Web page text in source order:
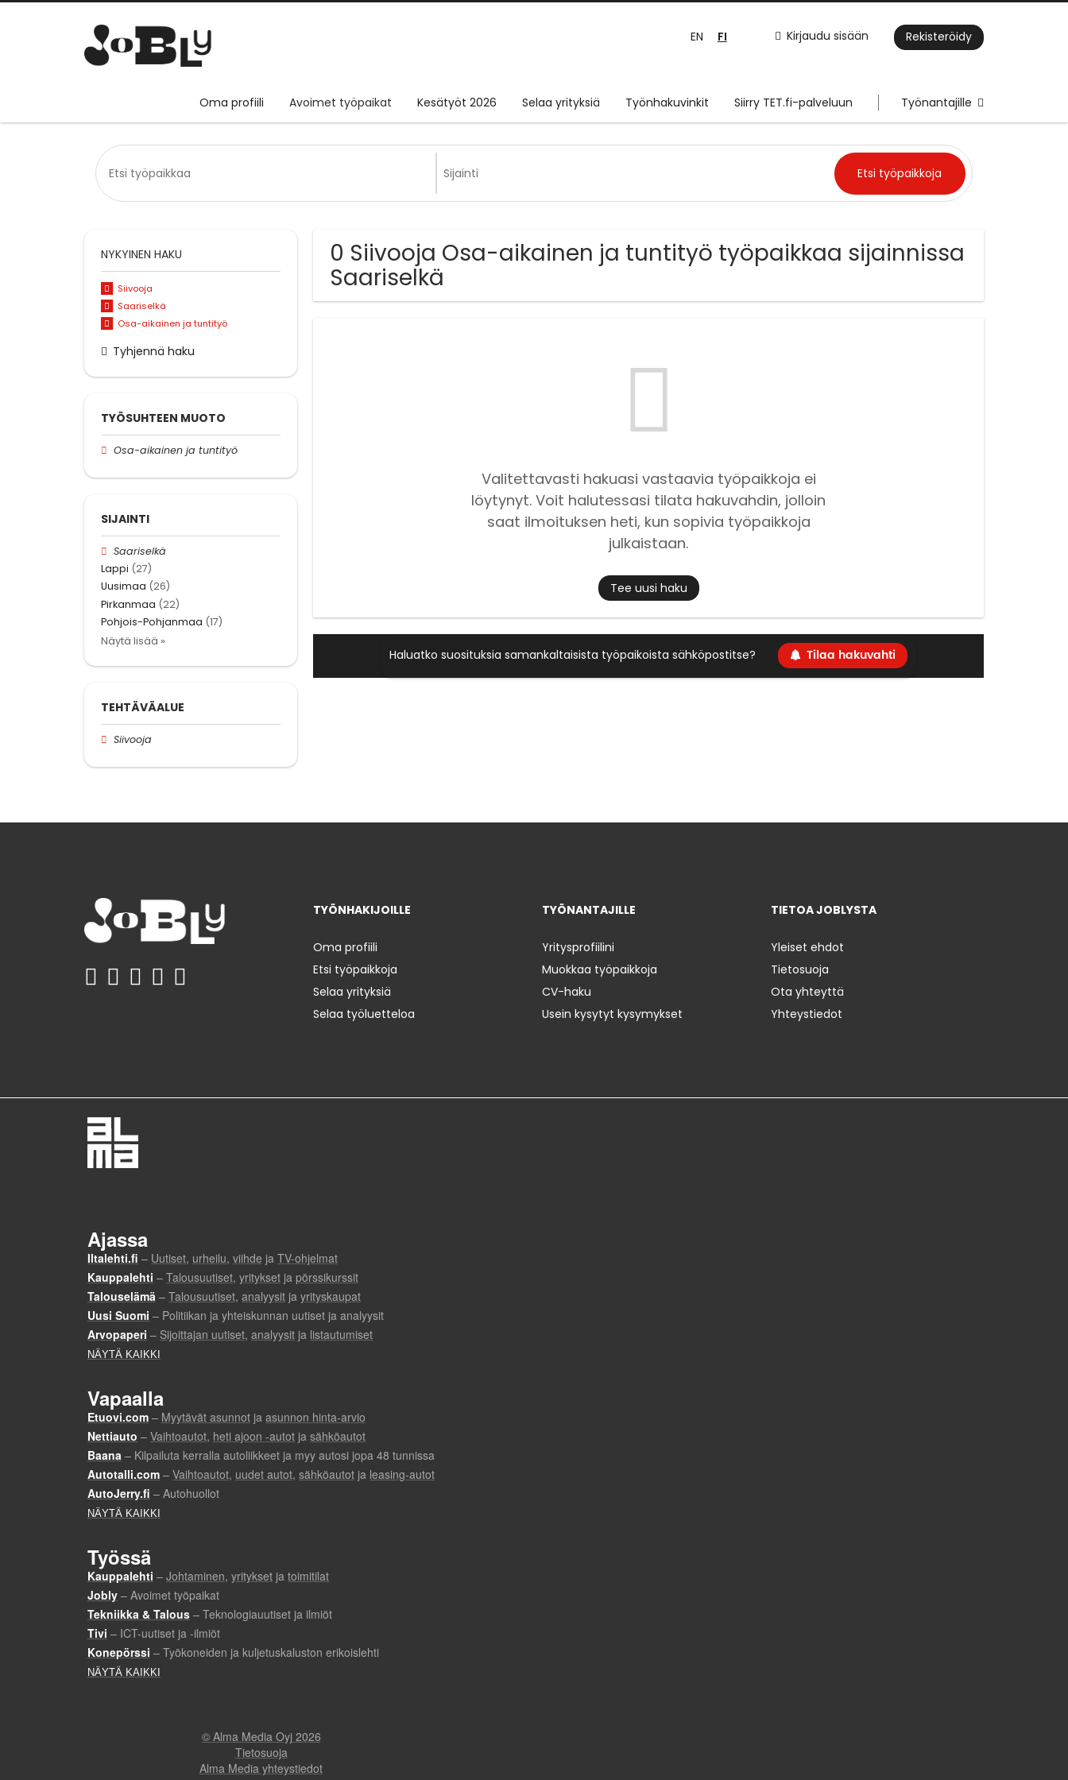
Kirjaudu sisään Rekisteröidy
EN FI
Oma profiili Avoimet työpaikat Kesätyöt 2026 Selaa yrityksiä Työnhakuvinkit Siirry TET.fi-palveluun Työnantajille
0 Siivooja Osa-aikainen ja tuntityö työpaikkaa sijainnissa
Saariselkä
Valitettavasti hakuasi vastaavia työpaikkoja ei
löytynyt. Voit halutessasi tilata hakuvahdin, jolloin
saat ilmoituksen heti, kun sopivia työpaikkoja
julkaistaan.
Tee uusi haku
Haluatko suosituksia samankaltaisista työpaikoista sähköpostitse? Tilaa hakuvahti
NYKYINEN HAKU
Siivooja
Saariselkä
Osa-aikainen ja tuntityö
Tyhjennä haku
TYÖSUHTEEN MUOTO
Osa-aikainen ja tuntityö
SIJAINTI
Saariselkä
Lappi (27)
Uusimaa (26)
Pirkanmaa (22)
Pohjois-Pohjanmaa (17)
Näytä lisää »
TEHTÄVÄALUE
Siivooja
TYÖNHAKIJOILLE
Oma profiili
Etsi työpaikkoja
Selaa yrityksiä
Selaa työluetteloa
TYÖNANTAJILLE
Yritysprofiilini
Muokkaa työpaikkoja
CV-haku
Usein kysytyt kysymykset
TIETOA JOBLYSTA
Yleiset ehdot
Tietosuoja
Ota yhteyttä
Yhteystiedot